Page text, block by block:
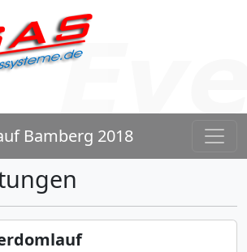
Bamberg 2018